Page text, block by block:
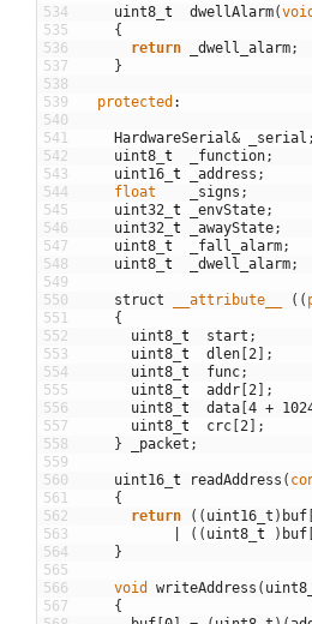
534
535
536
537
538
539
540
541
542
543
544
545
546
547
548
549
550
551
552
553
554
555
556
557
558
559
560
561
562
563
564
565
566
567
uint8 t dwellAlarm(void
{
return
_dwell_alarm;
}
protected :
HardwareSerial& _serial ;
uint8 t _function;
uint16 t _address ;
float
_signs ;
uint32 t _envState;
uint32 t _awayState;
uint8 t _fall_alarm;
uint8 t _dwell_alarm;
struct __attribute__ ( (
{
uint8 t start ;
uint8 t dlen 2
;
uint8 t func;
uint8 t addr 2
;
uint8 t data 4 +
uint8 t crc 2
;
}
_packet ;
uint16 t readAddress (
{
return
( ( uint16_t ) buf
( ( uint8 t ) buf
}
void writeAddress (
{